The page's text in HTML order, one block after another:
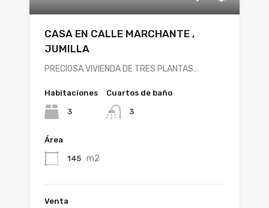
CASA EN CALLE MARCHANTE ,
JUMILLA
PRECIOSA VIVIENDA DE TRES PLANTAS…
Habitaciones
3
Cuartos de baño
3
Área
145 m2
Venta